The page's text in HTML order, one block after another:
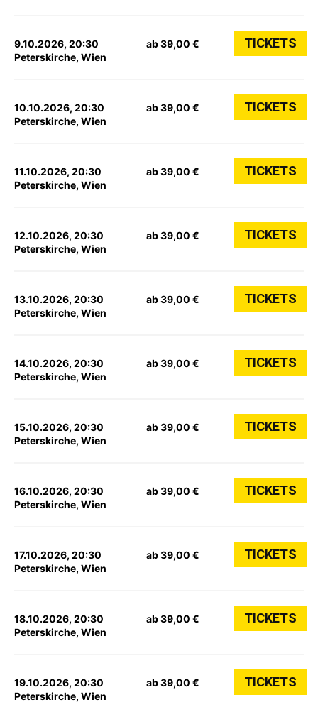
9.10.2026, 20:30
Peterskirche, Wien
ab 39,00 € TICKETS
10.10.2026, 20:30
Peterskirche, Wien
ab 39,00 € TICKETS
11.10.2026, 20:30
Peterskirche, Wien
ab 39,00 € TICKETS
12.10.2026, 20:30
Peterskirche, Wien
ab 39,00 € TICKETS
13.10.2026, 20:30
Peterskirche, Wien
ab 39,00 € TICKETS
14.10.2026, 20:30
Peterskirche, Wien
ab 39,00 € TICKETS
15.10.2026, 20:30
Peterskirche, Wien
ab 39,00 € TICKETS
16.10.2026, 20:30
Peterskirche, Wien
ab 39,00 € TICKETS
17.10.2026, 20:30
Peterskirche, Wien
ab 39,00 € TICKETS
18.10.2026, 20:30
Peterskirche, Wien
ab 39,00 € TICKETS
19.10.2026, 20:30
Peterskirche, Wien
ab 39,00 € TICKETS